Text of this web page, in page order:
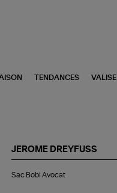
TENDANCES
JEROME DREYFUSS
Bobi
Sac Bobi Avocat